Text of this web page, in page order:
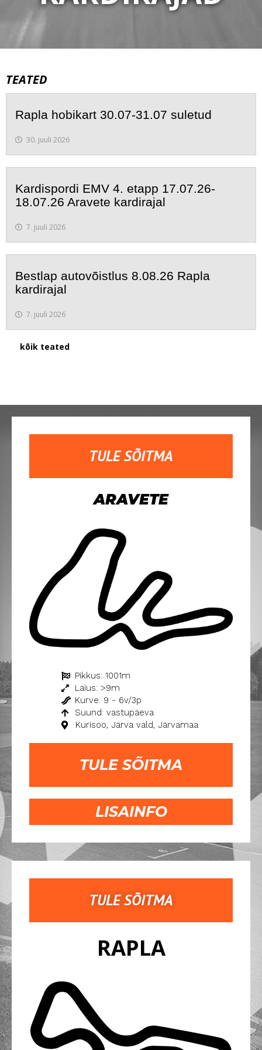
TEATED
Rapla hobikart 30.07-31.07 suletud
30. juuli 2026
Kardispordi EMV 4. etapp 17.07.26-
18.07.26 Aravete kardirajal
7. juuli 2026
Bestlap autovõistlus 8.08.26 Rapla
kardirajal
7. juuli 2026
kõik teated
TULE SÕITMA
ARAVETE
Pikkus: 1001m
Laius: >9m
Kurve: 9 - 6v/3p
Suund: vastupäeva
Kurisoo, Järva vald, Järvamaa
TULE SÕITMA
LISAINFO
TULE SÕITMA
RAPLA